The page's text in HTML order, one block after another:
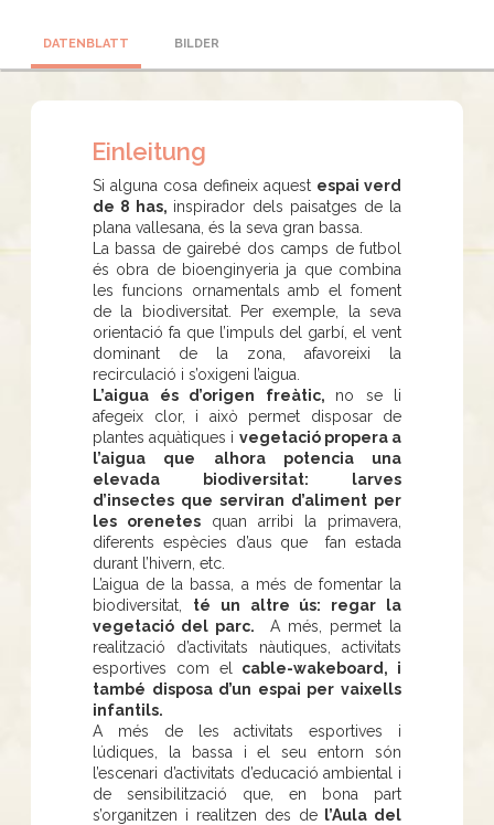
DATENBLATT BILDER
Einleitung
Si alguna cosa defineix aquest espai verd
de 8 has, inspirador dels paisatges de la
plana vallesana, és la seva gran bassa.
La bassa de gairebé dos camps de futbol
és obra de bioenginyeria ja que combina
les funcions ornamentals amb el foment
de la biodiversitat. Per exemple, la seva
orientació fa que l’impuls del garbí, el vent
dominant de la zona, afavoreixi la
recirculació i s’oxigeni l’aigua.
L’aigua és d’origen freàtic, no se li
afegeix clor, i això permet disposar de
plantes aquàtiques i vegetació propera a
l’aigua que alhora potencia una
elevada biodiversitat: larves
d’insectes que serviran d’aliment per
les orenetes quan arribi la primavera,
diferents espècies d’aus que fan estada
durant l’hivern, etc.
L’aigua de la bassa, a més de fomentar la
biodiversitat, té un altre ús: regar la
vegetació del parc. A més, permet la
realització d’activitats nàutiques, activitats
esportives com el cable-wakeboard, i
també disposa d’un espai per vaixells
infantils.
A més de les activitats esportives i
lúdiques, la bassa i el seu entorn són
l’escenari d’activitats d’educació ambiental i
de sensibilització que, en bona part
s’organitzen i realitzen des de l’Aula del